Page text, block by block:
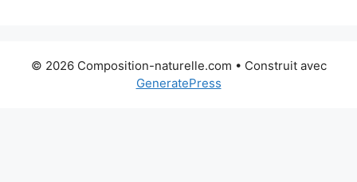
© 2026 Composition-naturelle.com • Construit avec
GeneratePress